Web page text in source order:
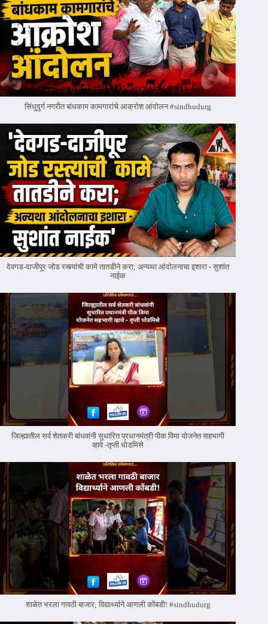
सिंधुदुर्ग नगरीत बांधकाम कामगारांचे आक्रोश आंदोलन #sindhudurg
देवगड-दाजीपूर जोड रस्त्यांची कामे तातडीने करा; अन्यथा आंदोलनाचा इशारा - सुशांत
नाईक
जिल्ह्यातील सर्व शेतकरी बांधवांनी सुधारित प्रधानमंत्री पीक विमा योजनेत सहभागी
व्हावे -तृप्ती धोडमिसे
शाळेत भरला गावठी बाजार; विद्यार्थ्याने आणली कोंबडी! #sindhudurg